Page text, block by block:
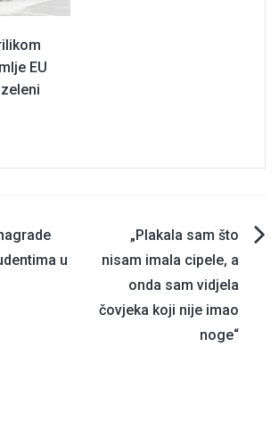
EU
u
„Plakala sam što
nisam imala cipele, a
onda sam vidjela
čovjeka koji nije imao
noge“